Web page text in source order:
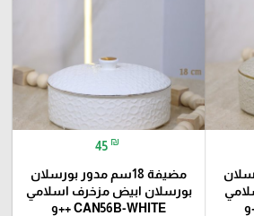
45 ₪
مضيفة 18سم مدور بورسلان
بورسلان ابيض مزخرف اسلامي
CAN56B-WHITE ++و